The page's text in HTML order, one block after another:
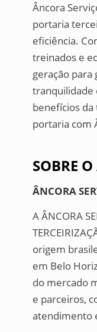
Âncora
portaria
eficiência.
treinados e
geração para
tranquilidade
benefícios
portaria com
SOBRE
ÂNCORA
A ÂNCORA
origem
em Belo
do mercado
e parceiros,
atendimento